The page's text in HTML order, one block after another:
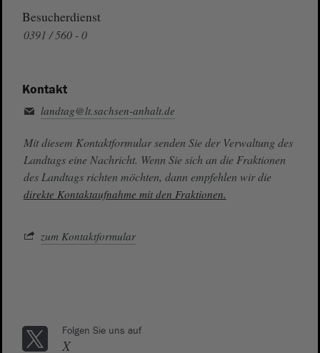
Besucherdienst
0391 / 560 - 0
Kontakt
landtag@lt.sachsen-anhalt.de
Mit diesem Kontaktformular senden Sie der Verwaltung des
Landtags eine Nachricht. Wenn Sie sich an die Fraktionen
des Landtags richten möchten, dann empfehlen wir die
direkte Kontaktaufnahme mit den Fraktionen.
zum Kontaktformular
Folgen Sie uns auf
X